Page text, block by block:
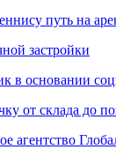
путь на
застройки
основании
от склада до
агентство